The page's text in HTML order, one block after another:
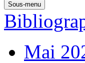
Sous-menu
Mai